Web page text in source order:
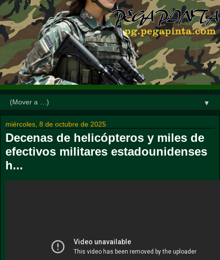
▼
miércoles, 8 de octubre de 2025
Decenas de helicópteros y miles de
efectivos militares estadounidenses
h...